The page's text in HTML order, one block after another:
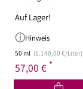
Auf Lager!
Hinweis
50 ml (1.140,00 €/Liter)
57,00 € *